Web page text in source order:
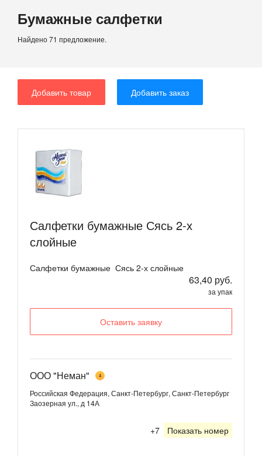
Бумажные салфетки
Найдено 71 предложение.
Добавить товар Добавить заказ
Салфетки бумажные Сясь 2-х
слойные
Салфетки бумажные Сясь 2-х слойные
63,40 руб.
за упак
Оставить заявку
ООО "Неман" 4
Российская Федерация, Санкт-Петербург, Санкт-Петербург
Заозерная ул., д 14А
+7 Показать номер